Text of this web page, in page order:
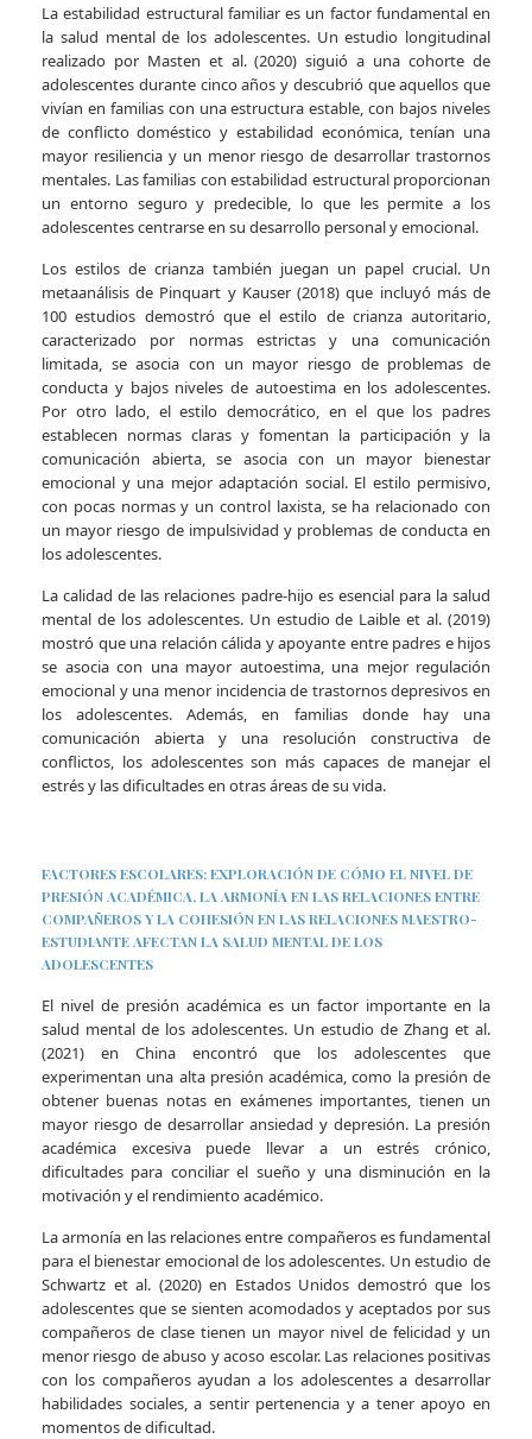
La estabilidad estructural familiar es un factor fundamental en
la salud mental de los adolescentes. Un estudio longitudinal
realizado por Masten et al. (2020) siguió a una cohorte de
adolescentes durante cinco años y descubrió que aquellos que
vivían en familias con una estructura estable, con bajos niveles
de conflicto doméstico y estabilidad económica, tenían una
mayor resiliencia y un menor riesgo de desarrollar trastornos
mentales. Las familias con estabilidad estructural proporcionan
un entorno seguro y predecible, lo que les permite a los
adolescentes centrarse en su desarrollo personal y emocional.
Los estilos de crianza también juegan un papel crucial. Un
metaanálisis de Pinquart y Kauser (2018) que incluyó más de
100 estudios demostró que el estilo de crianza autoritario,
caracterizado por normas estrictas y una comunicación
limitada, se asocia con un mayor riesgo de problemas de
conducta y bajos niveles de autoestima en los adolescentes.
Por otro lado, el estilo democrático, en el que los padres
establecen normas claras y fomentan la participación y la
comunicación abierta, se asocia con un mayor bienestar
emocional y una mejor adaptación social. El estilo permisivo,
con pocas normas y un control laxista, se ha relacionado con
un mayor riesgo de impulsividad y problemas de conducta en
los adolescentes.
La calidad de las relaciones padre-hijo es esencial para la salud
mental de los adolescentes. Un estudio de Laible et al. (2019)
mostró que una relación cálida y apoyante entre padres e hijos
se asocia con una mayor autoestima, una mejor regulación
emocional y una menor incidencia de trastornos depresivos en
los adolescentes. Además, en familias donde hay una
comunicación abierta y una resolución constructiva de
conflictos, los adolescentes son más capaces de manejar el
estrés y las dificultades en otras áreas de su vida.
FACTORES ESCOLARES: EXPLORACIÓN DE CÓMO EL NIVEL DE
PRESIÓN ACADÉMICA, LA ARMONÍA EN LAS RELACIONES ENTRE
COMPAÑEROS Y LA COHESIÓN EN LAS RELACIONES MAESTRO-
ESTUDIANTE AFECTAN LA SALUD MENTAL DE LOS
ADOLESCENTES
El nivel de presión académica es un factor importante en la
salud mental de los adolescentes. Un estudio de Zhang et al.
(2021) en China encontró que los adolescentes que
experimentan una alta presión académica, como la presión de
obtener buenas notas en exámenes importantes, tienen un
mayor riesgo de desarrollar ansiedad y depresión. La presión
académica excesiva puede llevar a un estrés crónico,
dificultades para conciliar el sueño y una disminución en la
motivación y el rendimiento académico.
La armonía en las relaciones entre compañeros es fundamental
para el bienestar emocional de los adolescentes. Un estudio de
Schwartz et al. (2020) en Estados Unidos demostró que los
adolescentes que se sienten acomodados y aceptados por sus
compañeros de clase tienen un mayor nivel de felicidad y un
menor riesgo de abuso y acoso escolar. Las relaciones positivas
con los compañeros ayudan a los adolescentes a desarrollar
habilidades sociales, a sentir pertenencia y a tener apoyo en
momentos de dificultad.